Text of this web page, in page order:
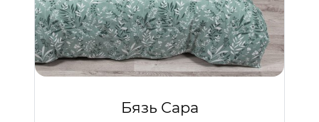
Бязь Сара